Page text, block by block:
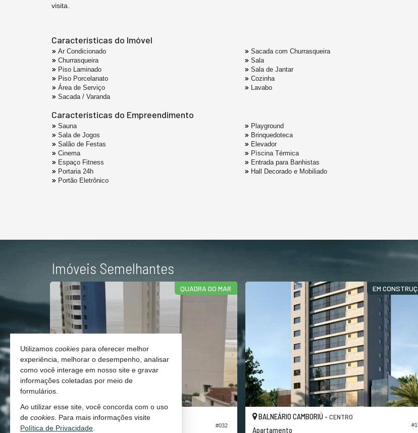
visita.
Características do Imóvel
Ar Condicionado
Churrasqueira
Piso Laminado
Piso Porcelanato
Área de Serviço
Sacada / Varanda
Sacada com Churrasqueira
Sala
Sala de Jantar
Cozinha
Lavabo
Características do Empreendimento
Sauna
Sala de Jogos
Salão de Festas
Cinema
Espaço Fitness
Portaria 24h
Portão Eletrônico
Playground
Brinquedoteca
Elevador
Pìscina Térmica
Entrada para Banhistas
Hall Decorado e Mobiliado
Imóveis Semelhantes
#082
QUADRA DO MAR
#032
BALNEÁRIO CAMBORIÚ - CENTRO
Apartamento
EM
BALNEÁRIO CAMBORIÚ -CENTRO
Apartamento
Utilizamos cookies para oferecer melhor
experiência, melhorar o desempenho, analisar
como você interage em nosso site e gravar
informações coletadas por meio de
formulários.
Ao utilizar esse site, você concorda com o uso
de cookies . Para mais informações visite
Política de Privacidade